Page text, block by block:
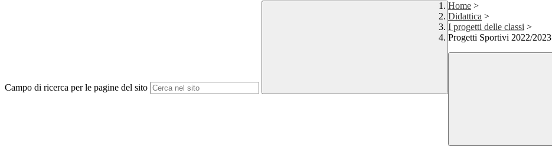
Campo di ricerca per le pagine del sito
Home >
Didattica >
I progetti delle classi >
Progetti Sportivi 2022/2023